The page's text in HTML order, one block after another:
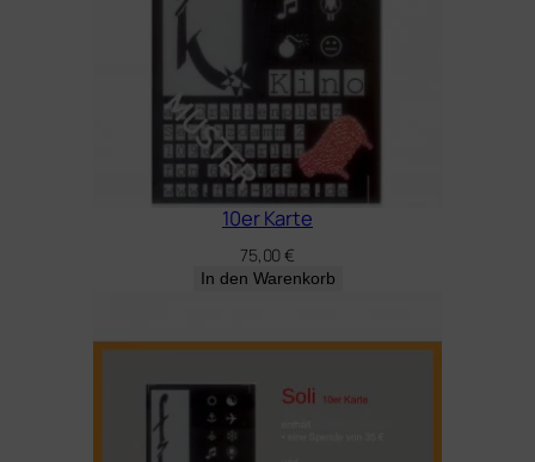
10er Karte
75,00 €
In den Warenkorb